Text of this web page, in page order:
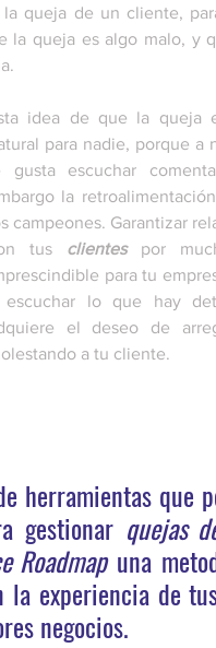
queja de un cliente,
la queja es algo malo, y
idea de que la queja
para nadie, porque a
gusta escuchar
la
campeones. Garantizar
tus clientes por
para tu
escuchar lo que hay
el deseo de
a tu cliente.
herramientas que
gestionar
Roadmap una
experiencia de
negocios.